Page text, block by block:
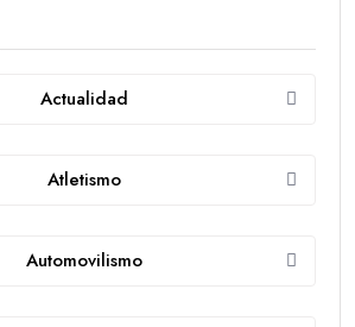
Actualidad
Atletismo
Automovilismo